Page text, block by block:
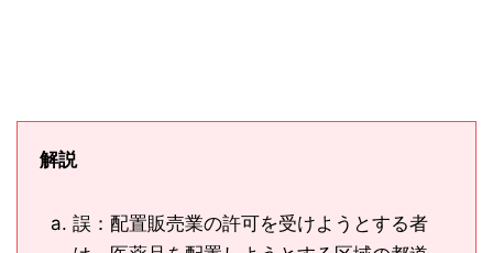
解説
誤：配置販売業の許可を受けようとする者